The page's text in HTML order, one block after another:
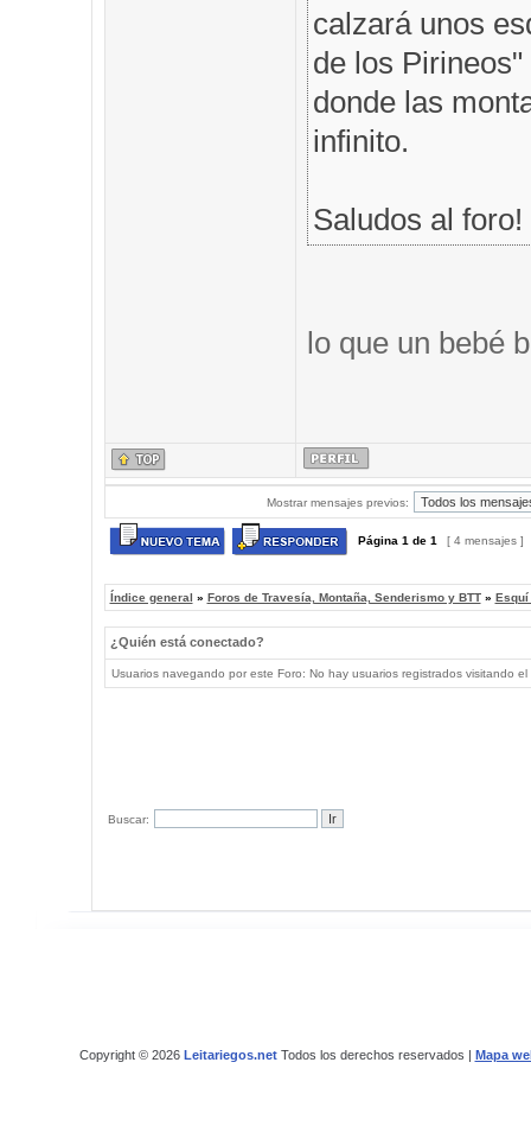
calzará unos
de los
donde las
infinito.
Saludos al foro!
lo que un bebé
Mostrar mensajes previos:
Página 1 de 1 [ 4 mensajes ]
Índice general » Foros de Travesía, Montaña, Senderismo y BTT» Esquí
¿Quién está conectado?
Usuarios navegando por este Foro: No hay usuarios registrados visitando
Buscar:
Copyright © 2026 Leitariegos.netTodos los derechos reservados | Mapa